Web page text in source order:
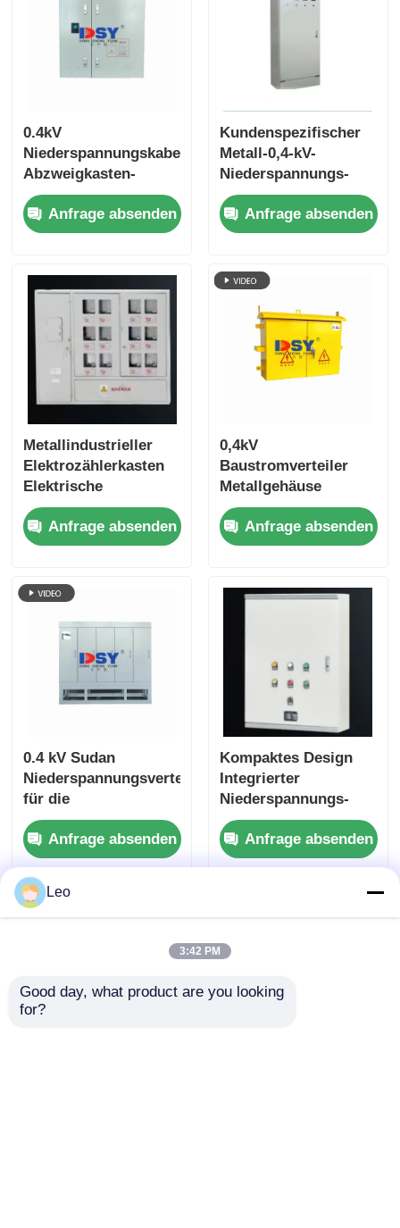
Niederspannungs-Verteilerkasten
0.4kV
Niederspannungskabel-
Abzweigkasten-
Verteilerschrank für
den Außenbereich,
wetterfest IP44
Anfrage absenden
Kundenspezifischer
Metall-0,4-kV-
Niederspannungs-
Stromverteilerschrank,
bodenstehend, für
industrielle Nutzung
Anfrage absenden
Metallindustrieller
Elektrozählerkasten
Elektrische
Verteilungstafel
Kundenspezifische
Größe
Anfrage absenden
0,4kV
Baustromverteiler
Metallgehäuse
witterungsbeständig
Anfrage absenden
0.4 kV Sudan
Niederspannungsverteilfach
für die
Stromverteilung
Anfrage absenden
Kompaktes Design
Integrierter
Niederspannungs-
Verteilerkasten
Leistungsschaltschrank
Sondergröße
Anfrage absenden
Fabrik.Copyright © 2026 Shenzhen Dong Sheng
Leo
3:42 PM
Good day, what product are you looking
for?